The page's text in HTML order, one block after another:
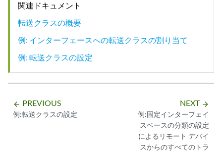
関連ドキュメント
転送クラスの概要
例: インターフェースへの転送クラスの割り当て
例: 転送クラスの設定
arrow_backward PREVIOUS
例:転送クラスの設定
NEXT arrow_forward
例:固定インターフェイ
スベースの分類の設定
によるリモート デバイ
スからのすべてのトラ